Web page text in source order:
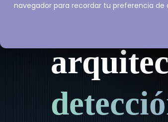
navegador para recordar tu preferencia de
Motor